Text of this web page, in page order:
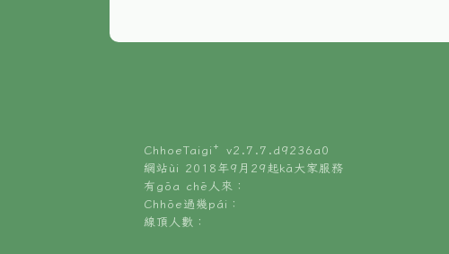
ChhoeTaigi⁺ v2.7.7.d9236a0
網站ùi 2018年9月29起kā大家服務
有gōa chē人來：
Chhōe過幾pái：
線頂人數：